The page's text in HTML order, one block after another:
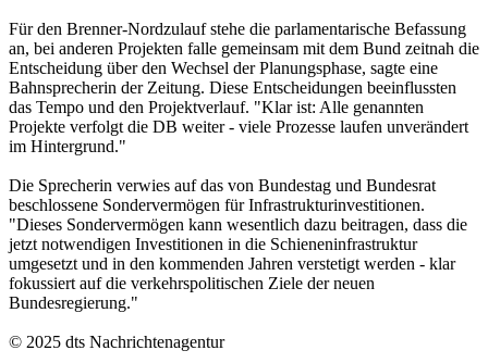
Für den Brenner-Nordzulauf stehe die parlamentarische Befassung
an, bei anderen Projekten falle gemeinsam mit dem Bund zeitnah die
Entscheidung über den Wechsel der Planungsphase, sagte eine
Bahnsprecherin der Zeitung. Diese Entscheidungen beeinflussten
das Tempo und den Projektverlauf. "Klar ist: Alle genannten
Projekte verfolgt die DB weiter - viele Prozesse laufen unverändert
im Hintergrund."
Die Sprecherin verwies auf das von Bundestag und Bundesrat
beschlossene Sondervermögen für Infrastrukturinvestitionen.
"Dieses Sondervermögen kann wesentlich dazu beitragen, dass die
jetzt notwendigen Investitionen in die Schieneninfrastruktur
umgesetzt und in den kommenden Jahren verstetigt werden - klar
fokussiert auf die verkehrspolitischen Ziele der neuen
Bundesregierung."
© 2025 dts Nachrichtenagentur